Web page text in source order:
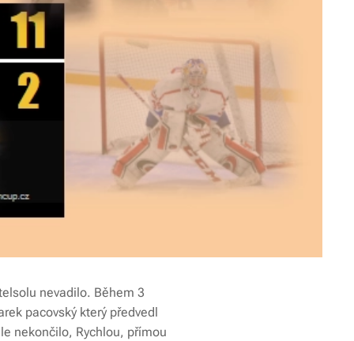
nevadilo. Během 3
pacovský který předvedl
nekončilo, Rychlou, přímou